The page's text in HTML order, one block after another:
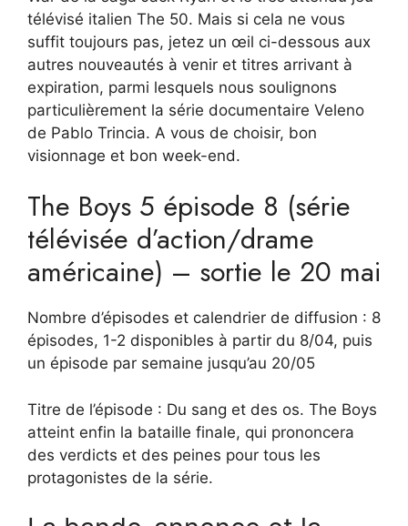
télévisé italien The 50. Mais si cela ne vous
suffit toujours pas, jetez un œil ci-dessous aux
autres nouveautés à venir et titres arrivant à
expiration, parmi lesquels nous soulignons
particulièrement la série documentaire Veleno
de Pablo Trincia. A vous de choisir, bon
visionnage et bon week-end.
The Boys 5 épisode 8 (série
télévisée d’action/drame
américaine) – sortie le 20 mai
Nombre d’épisodes et calendrier de diffusion : 8
épisodes, 1-2 disponibles à partir du 8/04, puis
un épisode par semaine jusqu’au 20/05
Titre de l’épisode : Du sang et des os. The Boys
atteint enfin la bataille finale, qui prononcera
des verdicts et des peines pour tous les
protagonistes de la série.